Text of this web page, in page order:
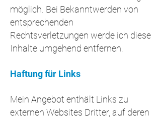
möglich. Bei Bekanntwerden von
entsprechenden
Rechtsverletzungen werde ich diese
Inhalte umgehend entfernen.
Haftung für Links
Mein Angebot enthält Links zu
externen Websites Dritter, auf deren